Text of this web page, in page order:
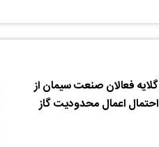
گلایه فعالان صنعت سیمان از
احتمال اعمال محدودیت گاز